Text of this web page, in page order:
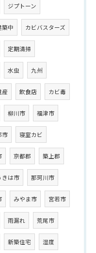
ジプトーン
築中 カビバスターズ
定期清掃
水虫 九州
産 飲食店 カビ毒
柳川市 福津市
市 寝室カビ
京都郡 築上郡
きは市 那珂川市
みやま市 宮若市
雨漏れ 荒尾市
新築住宅 湿度